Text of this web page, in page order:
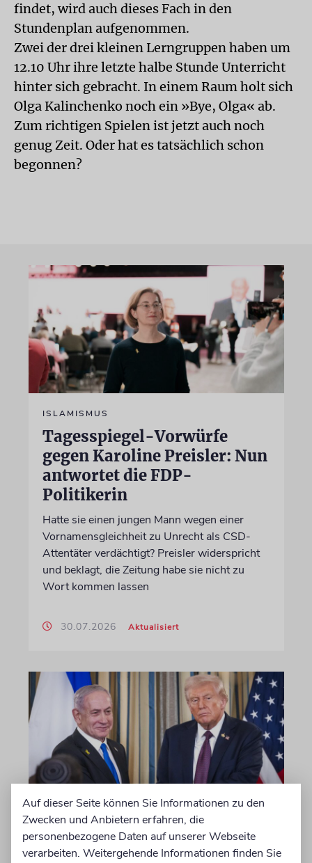
findet, wird auch dieses Fach in den
Stundenplan aufgenommen.
Zwei der drei kleinen Lerngruppen haben um
12.10 Uhr ihre letzte halbe Stunde Unterricht
hinter sich gebracht. In einem Raum holt sich
Olga Kalinchenko noch ein »Bye, Olga« ab.
Zum richtigen Spielen ist jetzt auch noch
genug Zeit. Oder hat es tatsächlich schon
begonnen?
ISLAMISMUS
Tagesspiegel-Vorwürfe
gegen Karoline Preisler: Nun
antwortet die FDP-
Politikerin
Hatte sie einen jungen Mann wegen einer
Vornamensgleichheit zu Unrecht als CSD-
Attentäter verdächtigt? Preisler widerspricht
und beklagt, die Zeitung habe sie nicht zu
Wort kommen lassen
30.07.2026 Aktualisiert
WASHINGTON D.C.
Trump: Netanjahu will, dass
Auf dieser Seite können Sie Informationen zu den
Zwecken und Anbietern erfahren, die
personenbezogene Daten auf unserer Webseite
verarbeiten. Weitergehende Informationen finden Sie